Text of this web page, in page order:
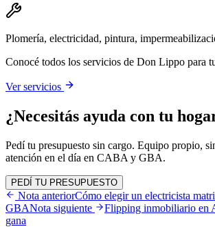
Plomería, electricidad, pintura,
Conocé todos los servicios de Don Lippo para
Ver servicios
¿Necesitás ayuda con tu
Pedí tu presupuesto sin cargo. Equipo propio,
atención en el día en CABA y GBA.
PEDÍ TU PRESUPUESTO
Nota anteriorCómo elegir un electricista
GBANota siguiente
Flipping inmobiliario en
gana